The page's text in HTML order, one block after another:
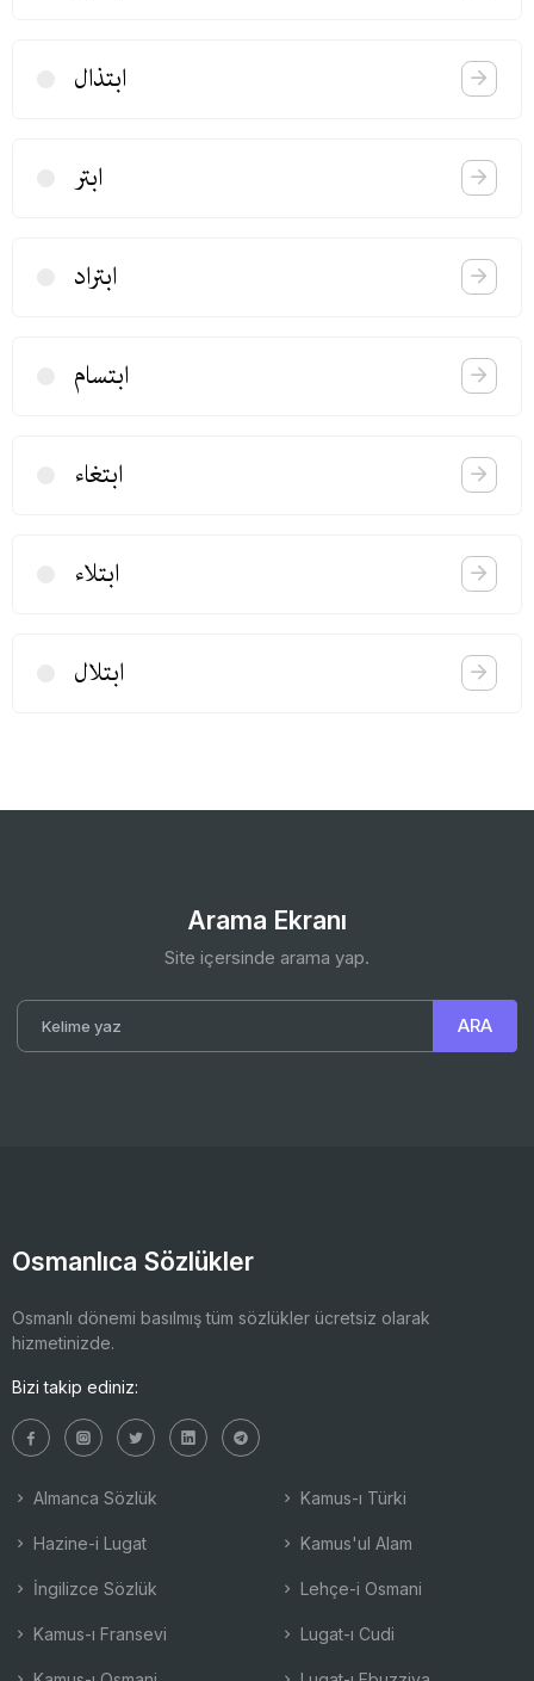
ابتذال
ابتر
ابتراد
ابتسام
ابتغاء
ابتلاء
ابتلال
Arama Ekranı
Site içersinde arama yap.
Osmanlıca Sözlükler
Osmanlı dönemi basılmış tüm sözlükler ücretsiz olarak
hizmetinizde.
Bizi takip ediniz:
Almanca Sözlük
Hazine-i Lugat
İngilizce Sözlük
Kamus-ı Fransevi
Kamus-ı Türki
Kamus'ul Alam
Lehçe-i Osmani
Lugat-ı Cudi